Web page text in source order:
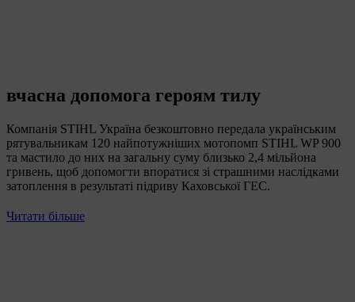
вчасна допомога героям тилу
Компанія STIHL Україна безкоштовно передала українським
рятувальникам 120 найпотужніших мотопомп STIHL WP 900
та мастило до них на загальну суму близько 2,4 мільйона
гривень, щоб допомогти впоратися зі страшними наслідками
затоплення в результаті підриву Каховської ГЕС.
Читати більше